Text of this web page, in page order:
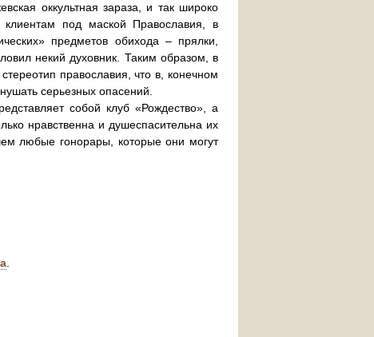
оккультная зараза, и так широко
под маской Православия, в
предметов обихода – прялки,
некий духовник. Таким образом, в
православия, что в, конечном
серьезных опасений.
собой клуб «Рождество», а
нравственна и душеспасительна их
любые гонорары, которые они могут